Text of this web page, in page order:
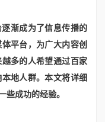
渐成为了信息传播的
平台，为广大内容创
多的人希望通过百家
地人群。本文将详细
些成功的经验。